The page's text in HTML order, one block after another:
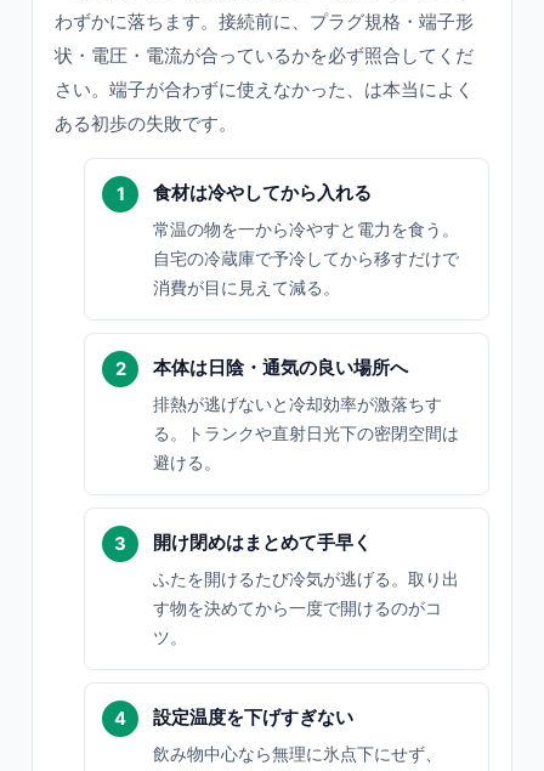
わずかに落ちます。接続前に、プラグ規格・端子形
状・電圧・電流が合っているかを必ず照合してくだ
さい。端子が合わずに使えなかった、は本当によく
ある初歩の失敗です。
食材は冷やしてから入れる
常温の物を一から冷やすと電力を食う。
自宅の冷蔵庫で予冷してから移すだけで
消費が目に見えて減る。
本体は日陰・通気の良い場所へ
排熱が逃げないと冷却効率が激落ちす
る。トランクや直射日光下の密閉空間は
避ける。
開け閉めはまとめて手早く
ふたを開けるたび冷気が逃げる。取り出
す物を決めてから一度で開けるのがコ
ツ。
設定温度を下げすぎない
飲み物中心なら無理に氷点下にせず、